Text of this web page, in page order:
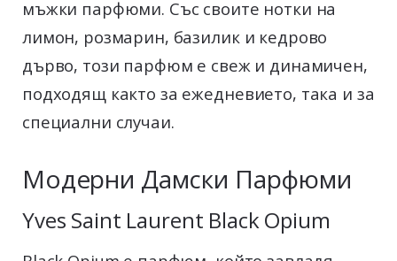
мъжки парфюми. Със своите нотки на
лимон, розмарин, базилик и кедрово
дърво, този парфюм е свеж и динамичен,
подходящ както за ежедневието, така и за
специални случаи.
Модерни Дамски Парфюми
Yves Saint Laurent Black Opium